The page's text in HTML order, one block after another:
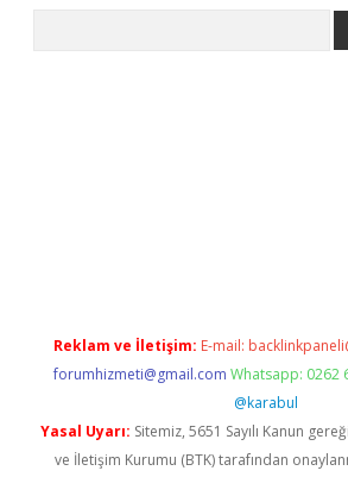
Reklam ve İletişim: E-mail:
forumhizmeti@gmail.com Whatsapp: 0262
@karabul
Yasal Uyarı: Sitemiz, 5651 Sayılı Kanun
ve İletişim Kurumu (BTK) tarafından